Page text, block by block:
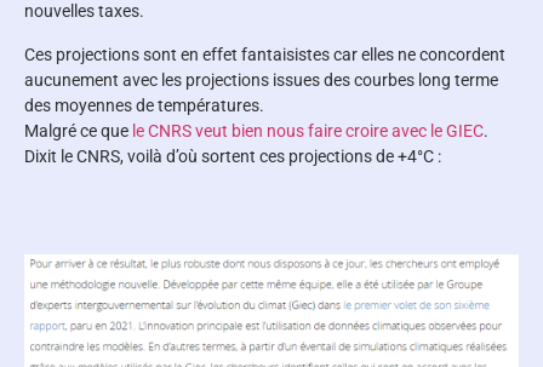
nouvelles taxes.
Ces projections sont en effet fantaisistes car elles ne concordent
aucunement avec les projections issues des courbes long terme
des moyennes de températures.
Malgré ce que le CNRS veut bien nous faire croire avec le GIEC.
Dixit le CNRS, voilà d’où sortent ces projections de +4°C :